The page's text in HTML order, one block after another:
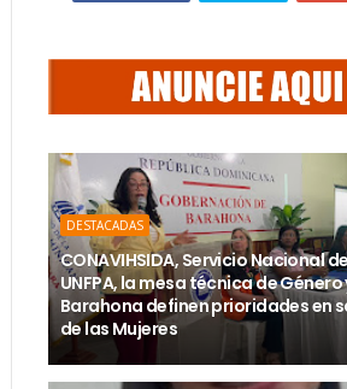
DESTACADAS
CONAVIHSIDA, Servicio Nacional
UNFPA, la mesa técnica de Género
Barahona definen prioridades en
de las Mujeres